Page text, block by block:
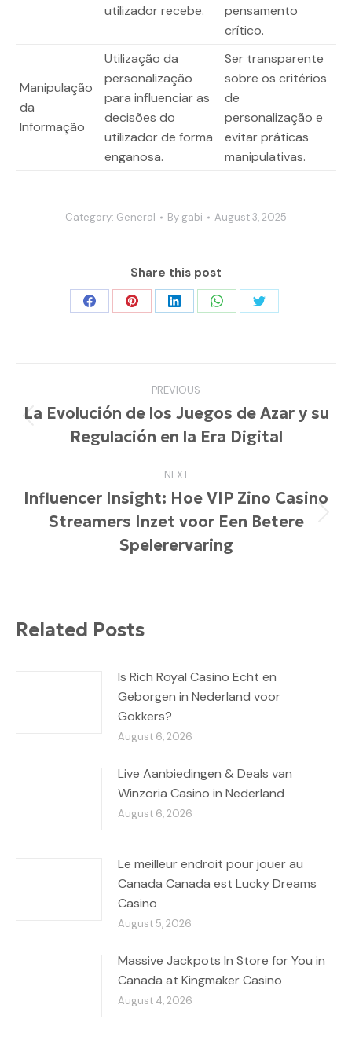
utilizador recebe.
pensamento
crítico.
Manipulação
da
Informação
Utilização da
personalização
para influenciar as
decisões do
utilizador de forma
enganosa.
Ser transparente
sobre os critérios
de
personalização e
evitar práticas
manipulativas.
Category: General By gabi August 3, 2025
Share this post
Share Share Share Share Share
navigation
PREVIOUS
Previous
post:
La Evolución de los Juegos de Azar y su
Regulación en la Era Digital
NEXT
Next
post:
Influencer Insight: Hoe VIP Zino Casino
Streamers Inzet voor Een Betere
Spelerervaring
Related Posts
Is Rich Royal Casino Echt en
Geborgen in Nederland voor
Gokkers?
August 6, 2026
Live Aanbiedingen & Deals van
Winzoria Casino in Nederland
August 6, 2026
Le meilleur endroit pour jouer au
Canada Canada est Lucky Dreams
Casino
August 5, 2026
Massive Jackpots In Store for You in
Canada at Kingmaker Casino
August 4, 2026